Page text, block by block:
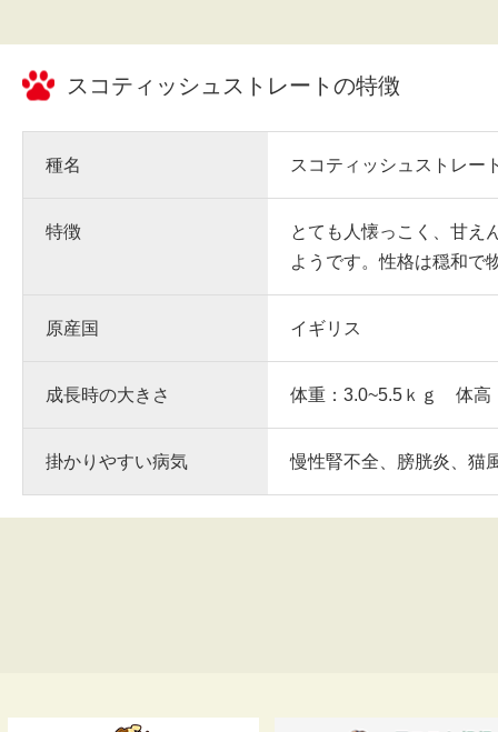
スコティッシュストレート の特徴
種名 スコティッシュストレー
特徴
とても人懐っこく、甘え
ようです。性格は穏和で
原産国 イギリス
成長時の大きさ 体重：3.0~5.5ｋｇ 体高
掛かりやすい病気 慢性腎不全、膀胱炎、猫